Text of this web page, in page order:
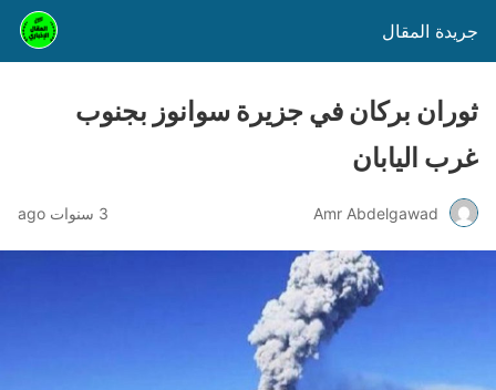
جريدة المقال
ثوران بركان في جزيرة سوانوز بجنوب
غرب اليابان
Amr Abdelgawad 3 سنوات ago